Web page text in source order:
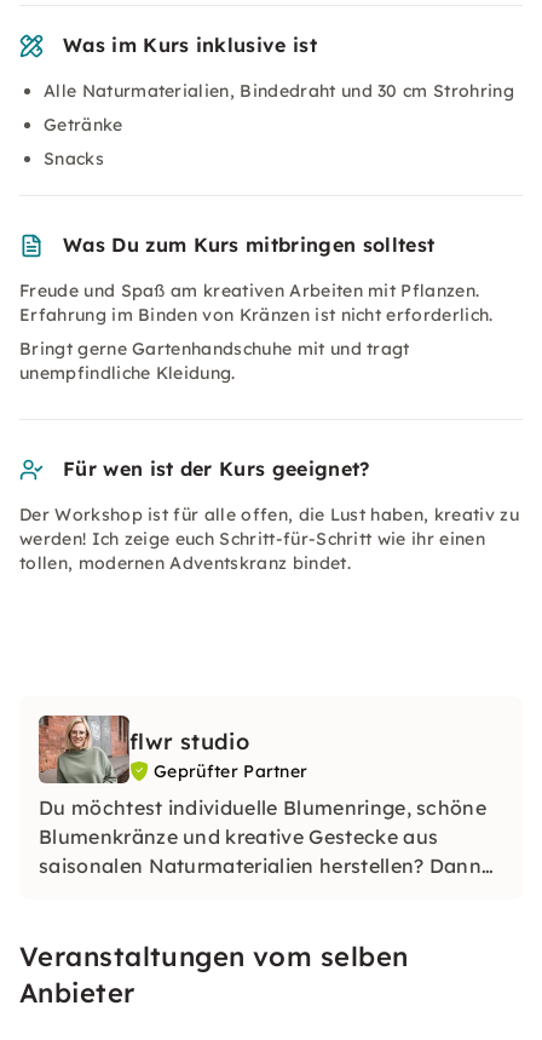
Was im Kurs inklusive ist
Alle Naturmaterialien, Bindedraht und 30 cm Strohring
Getränke
Snacks
Was Du zum Kurs mitbringen solltest
Freude und Spaß am kreativen Arbeiten mit Pflanzen.
Erfahrung im Binden von Kränzen ist nicht erforderlich.
Bringt gerne Gartenhandschuhe mit und tragt
unempfindliche Kleidung.
Für wen ist der Kurs geeignet?
Der Workshop ist für alle offen, die Lust haben, kreativ zu
werden! Ich zeige euch Schritt-für-Schritt wie ihr einen
tollen, modernen Adventskranz bindet.
flwr studio
Geprüfter Partner
Du möchtest individuelle Blumenringe, schöne
Blumenkränze und kreative Gestecke aus
saisonalen Naturmaterialien herstellen? Dann
als private Veranstaltung gebucht werden. Ich
freue mich auf Dich!
Veranstaltungen vom selben
Anbieter